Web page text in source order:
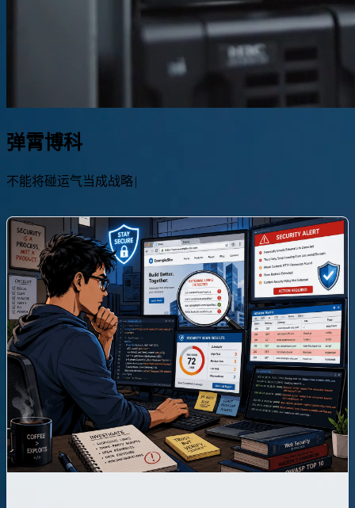
弹霄博科
稳定